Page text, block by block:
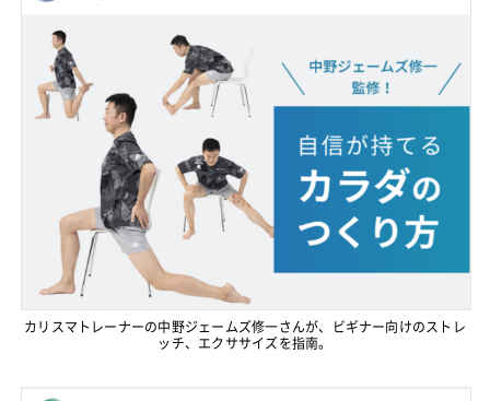
カリスマトレーナーの中野ジェームズ修一さんが、ビギナー向けのストレ
ッチ、エクササイズを指南。